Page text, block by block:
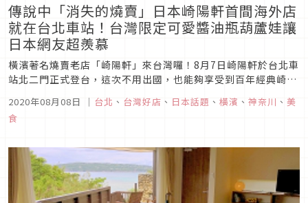
傳說中「消失的燒賣」日本崎陽軒首間海外店
就在台北車站！台灣限定可愛醬油瓶葫蘆娃讓
日本網友超羨慕
橫濱著名燒賣老店「崎陽軒」來台灣囉！8月7日崎陽軒於台北車
站北二門正式登台，這次不用出國，也能夠享受到百年經典崎陽
款為台灣景點印象風格的可愛設計，連日本網友都超級羨慕！收
藏可愛小物的朋友千萬不要錯過。一起品味百年經典崎陽軒燒賣
2020年08月08日 ｜ 台北 、 台灣好店 、 日本話題 、 橫濱 、 神奈川 、 美
食